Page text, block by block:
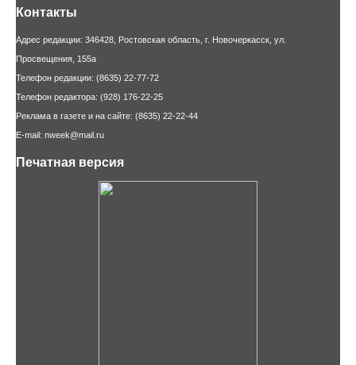
Контакты
Адрес редакции: 346428, Ростовская область, г. Новочеркасск, ул.
Просвещения, 155а
Телефон редакции: (8635) 22-77-72
Телефон редактора: (928) 176-22-25
Реклама в газете и на сайте: (8635) 22-22-44
E-mail: nweek@mail.ru
Печатная версия